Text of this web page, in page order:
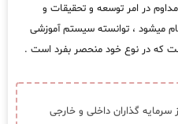
در امر توسعه و تحقیقات و
میشود ، توانسته سیستم آموزشی
است که در نوع خود منحصر بفرد است .
جمعی از سرمایه گذاران داخلی و خارجی